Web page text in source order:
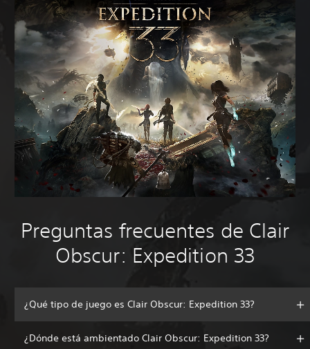
Preguntas frecuentes de Clair
Obscur: Expedition 33
¿Qué tipo de juego es Clair Obscur: Expedition 33?
¿Dónde está ambientado Clair Obscur: Expedition 33?